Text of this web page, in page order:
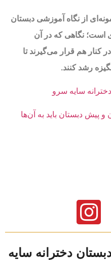
از نگاه آموزشی دبستان
است؛ نگاهی که در آن
هم قرار می‌گیرند تا
رشد کنند.
سایه سرو
و پیش دبستان باید به آن‌ها
دخترانه سایه